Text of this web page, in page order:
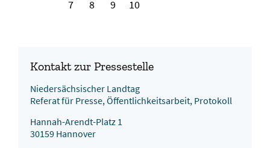
7 8 9 10
Kontakt zur Pressestelle
Niedersächsischer Landtag
Referat für Presse, Öffentlichkeitsarbeit, Protokoll
Hannah-Arendt-Platz 1
30159 Hannover